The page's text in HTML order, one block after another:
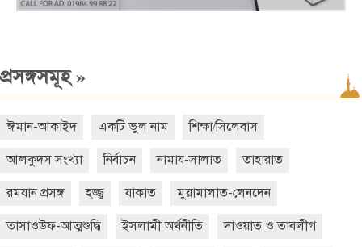
প্রসঙ্গসমূহ»
ঈমান-আকাইদ একটি ভুল নাম শিক্ষা/সিলেবাস
আলকুদস সংখ্যা নির্বাচন নামায-সালাত তাহারাত
রমযান প্রসঙ্গ হজ্জ্ব যাকাত মুয়ামালাত-লেনদেন
তাসাওউফ-আত্মশুদ্ধি ইসলামী অর্থনীতি দাওয়াত ও তাবলীগ